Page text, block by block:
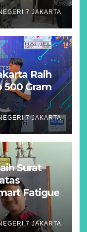
7 JAKARTA
Raih
500 Gram
7 JAKARTA
Surat
Fatigue
7 JAKARTA